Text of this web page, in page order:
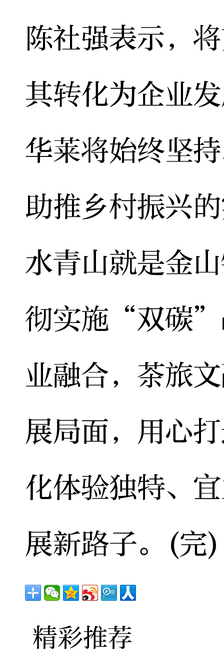
陈社强表示，
其转化为企业
华莱将始终坚
助推乡村振兴
水青山就是金
彻实施“双碳”
业融合，茶旅
展局面，用心
化体验独特、
展新路子。(完)
精彩推荐